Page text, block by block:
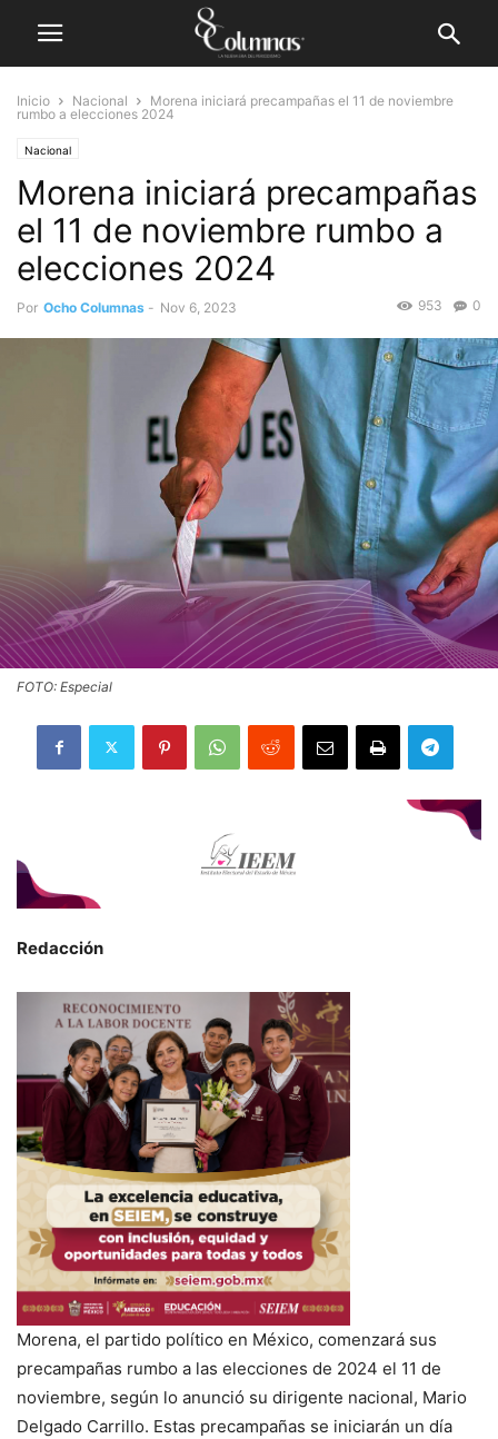
Inicio Nacional
Morena iniciará precampañas el 11 de noviembre
rumbo a elecciones 2024
Nacional
Morena iniciará precampañas
el 11 de noviembre rumbo a
elecciones 2024
Por Ocho Columnas - Nov 6, 2023 0
953
FOTO: Especial
Redacción
Morena, el partido político en México, comenzará sus
precampañas rumbo a las elecciones de 2024 el 11 de
noviembre, según lo anunció su dirigente nacional, Mario
Delgado Carrillo. Estas precampañas se iniciarán un día